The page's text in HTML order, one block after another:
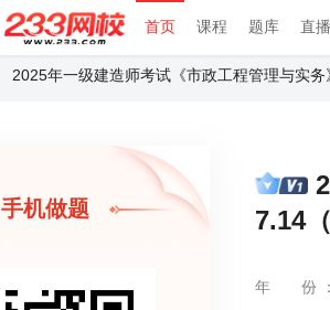
首页 课程 题库 直
2025年一级建造师考试《市政工程管理与实
手机做题
7.14
年份